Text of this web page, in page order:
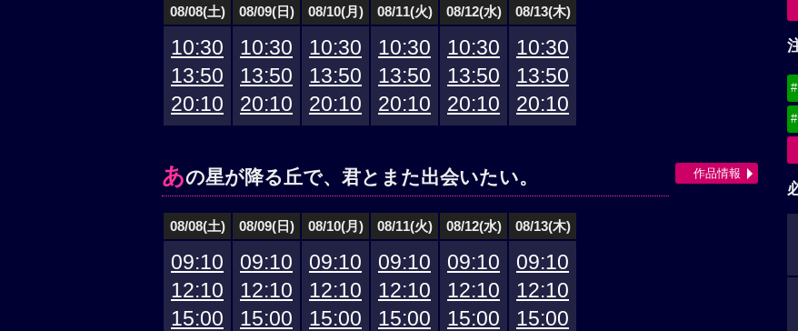
08/08(土) 08/09(日) 08/10(月) 08/11(火) 08/12(水) 08/13(木)
10:30
13:50
20:10
10:30
13:50
20:10
10:30
13:50
20:10
10:30
13:50
20:10
10:30
13:50
20:10
10:30
13:50
20:10
あの星が降る丘で、君とまた出会いたい。
08/08(土) 08/09(日) 08/10(月) 08/11(火) 08/12(水) 08/13(木)
09:10
12:10
15:00
09:10
12:10
15:00
09:10
12:10
15:00
09:10
12:10
15:00
09:10
12:10
15:00
09:10
12:10
15:00
作品情報